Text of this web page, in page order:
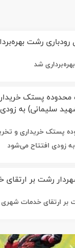
شد
بر ارتقای خدمات شهری